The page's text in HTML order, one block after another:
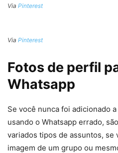
Via Pinterest
Via Pinterest
Fotos de perfil
Whatsapp
Se você nunca foi adicionado
usando o Whatsapp errado,
variados tipos de assuntos, se
imagem de um grupo ou